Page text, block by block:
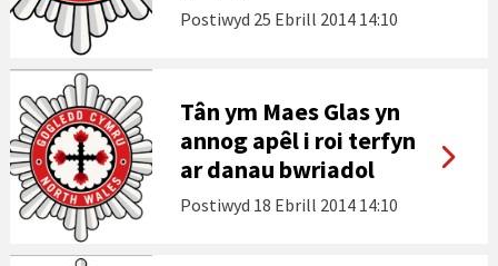
Postiwyd 25 Ebrill 2014 14:10
Tân ym Maes Glas yn
annog apêl i roi terfyn
ar danau bwriadol
Postiwyd 18 Ebrill 2014 14:10